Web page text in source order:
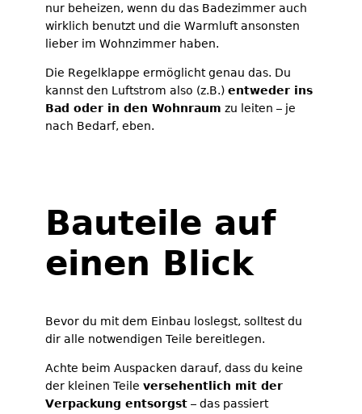
nur beheizen, wenn du das Badezimmer auch
wirklich benutzt und die Warmluft ansonsten
lieber im Wohnzimmer haben.
Die Regelklappe ermöglicht genau das. Du
kannst den Luftstrom also (z.B.) entweder ins
Bad oder in den Wohnraum zu leiten – je
nach Bedarf, eben.
Bauteile auf
einen Blick
Bevor du mit dem Einbau loslegst, solltest du
dir alle notwendigen Teile bereitlegen.
Achte beim Auspacken darauf, dass du keine
der kleinen Teile versehentlich mit der
Verpackung entsorgst – das passiert